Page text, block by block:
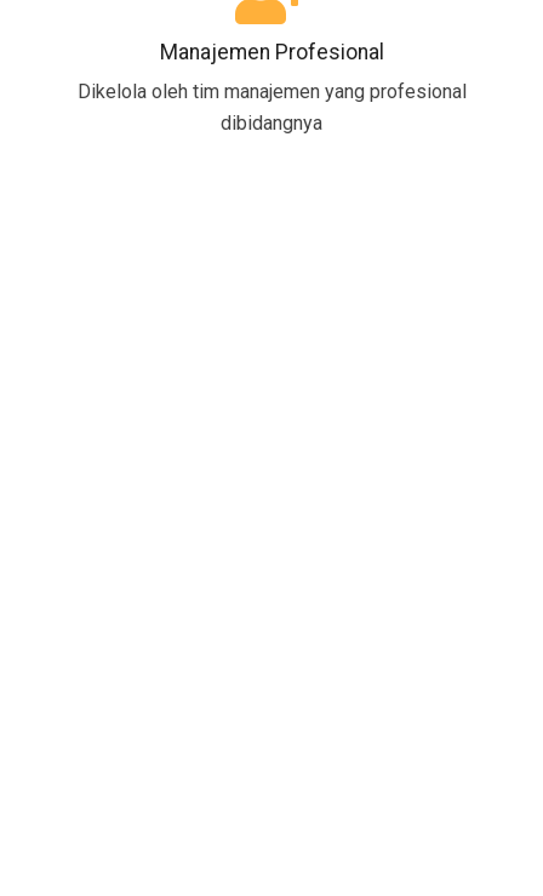
Manajemen Profesional
Dikelola oleh tim manajemen yang profesional
dibidangnya